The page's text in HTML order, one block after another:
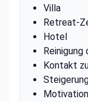
Villa
Retreat-
Hotel
Reinigung
Kontakt